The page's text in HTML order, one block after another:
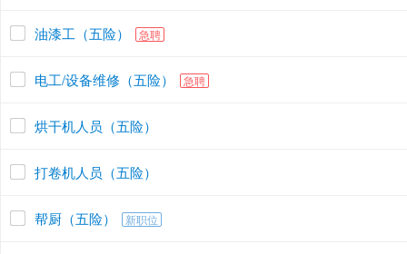
油漆工（五险） 急聘
电工/设备维修（五险） 急聘
烘干机人员（五险）
打卷机人员（五险）
帮厨（五险） 新职位